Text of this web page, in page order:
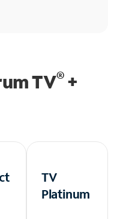
TV®+
TV
Platinum